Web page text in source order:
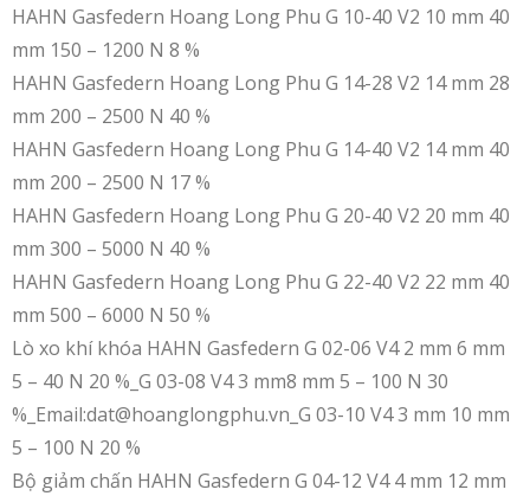
HAHN Gasfedern Hoang Long Phu G 10-40 V2 10 mm 40
mm 150 – 1200 N 8 %
HAHN Gasfedern Hoang Long Phu G 14-28 V2 14 mm 28
mm 200 – 2500 N 40 %
HAHN Gasfedern Hoang Long Phu G 14-40 V2 14 mm 40
mm 200 – 2500 N 17 %
HAHN Gasfedern Hoang Long Phu G 20-40 V2 20 mm 40
mm 300 – 5000 N 40 %
HAHN Gasfedern Hoang Long Phu G 22-40 V2 22 mm 40
mm 500 – 6000 N 50 %
Lò xo khí khóa HAHN Gasfedern G 02-06 V4 2 mm 6 mm
5 – 40 N 20 %_G 03-08 V4 3 mm8 mm 5 – 100 N 30
%_Email:dat@hoanglongphu.vn_G 03-10 V4 3 mm 10 mm
5 – 100 N 20 %
Bộ giảm chấn HAHN Gasfedern G 04-12 V4 4 mm 12 mm